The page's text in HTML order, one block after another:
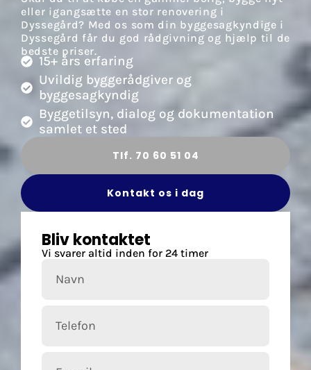
eller igangsætte en stor renovering i
Dyssegård? Med os som din byggesagkyndige i
Dyssegård får du god rådgivning og hjælp til de
bedste priser.
15+ års erfaring
Uvildig byggerådgiver og
byggesagkyndig
Byggetilsyn, dialog og dokumentation
samlet et sted
Tlf. 70 60 51 04
Kontakt os i dag
Bliv kontaktet
Vi svarer altid inden for 24 timer